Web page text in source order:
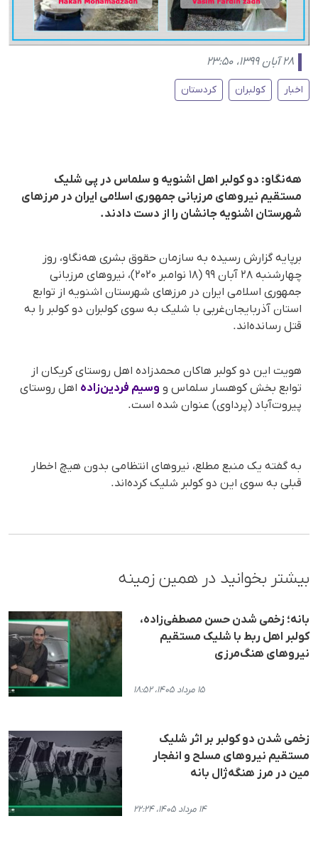
۲۸ آبان ۱۳۹۹، ۲۳:۵۰
اخبار کولبران کردستان
هه‌نگاو: دو کولبر اهل اشنویه و سلماس در پی شلیک
مستقیم نیروهای مرزبانی جمهوری اسلامی ایران در مرزهای
شهرستان اشنویه جانشان را از دست دادند.
برپایه گزارش رسیده به سازمان حقوق بشری هه‌نگاو، روز
چهارشنبه ۲۸ آبان ۹۹ (۱۸ نوامبر ۲۰۲۰)، نیروهای مرزبانی
جمهوری اسلامی ایران در مرزهای شهرستان اشنویه از توابع
استان آذربایجان‌غربی با شلیک به سوی کولبران دو کولبر را به
قتل رسانده‌اند.
هویت این دو کولبر هاکان محمدزاده اهل روستای کریکان از
توابع بخش کوهسار سلماس و وسیم فردین‌زاده اهل روستای
پیروت‌آباد (پرداوی) عنوان شده است.
به گفته یک منبع مطلع، نیروهای انتظامی بدون هیچ اخطار
قبلی به سوی این دو کولبر شلیک کرده‌اند.
بیشتر بخوانید در همین زمینه
بانه؛ زخمی شدن حسن مصطفی‌زاده،
کولبر اهل ربط با شلیک مستقیم
نیروهای هنگ‌مرزی
۱۵ مرداد ۱۴۰۵، ۱۸:۵۲
زخمی شدن دو کولبر بر اثر شلیک
مستقیم نیروهای مسلح و انفجار
مین در مرز هنگه‌ژال بانه
۱۴ مرداد ۱۴۰۵، ۲۲:۲۴